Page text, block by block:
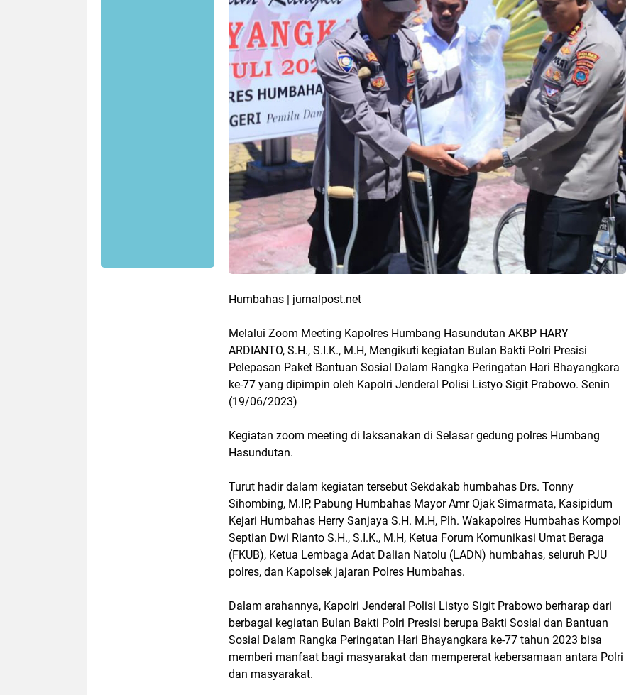
Humbahas | jurnalpost.net
Melalui Zoom Meeting Kapolres Humbang Hasundutan AKBP HARY
ARDIANTO, S.H., S.I.K., M.H, Mengikuti kegiatan Bulan Bakti Polri Presisi
Pelepasan Paket Bantuan Sosial Dalam Rangka Peringatan Hari Bhayangkara
ke-77 yang dipimpin oleh Kapolri Jenderal Polisi Listyo Sigit Prabowo. Senin
(19/06/2023)
Kegiatan zoom meeting di laksanakan di Selasar gedung polres Humbang
Hasundutan.
Turut hadir dalam kegiatan tersebut Sekdakab humbahas Drs. Tonny
Sihombing, M.IP, Pabung Humbahas Mayor Amr Ojak Simarmata, Kasipidum
Kejari Humbahas Herry Sanjaya S.H. M.H, Plh. Wakapolres Humbahas Kompol
Septian Dwi Rianto S.H., S.I.K., M.H, Ketua Forum Komunikasi Umat Beraga
(FKUB), Ketua Lembaga Adat Dalian Natolu (LADN) humbahas, seluruh PJU
polres, dan Kapolsek jajaran Polres Humbahas.
Dalam arahannya, Kapolri Jenderal Polisi Listyo Sigit Prabowo berharap dari
berbagai kegiatan Bulan Bakti Polri Presisi berupa Bakti Sosial dan Bantuan
Sosial Dalam Rangka Peringatan Hari Bhayangkara ke-77 tahun 2023 bisa
memberi manfaat bagi masyarakat dan mempererat kebersamaan antara Polri
dan masyarakat.